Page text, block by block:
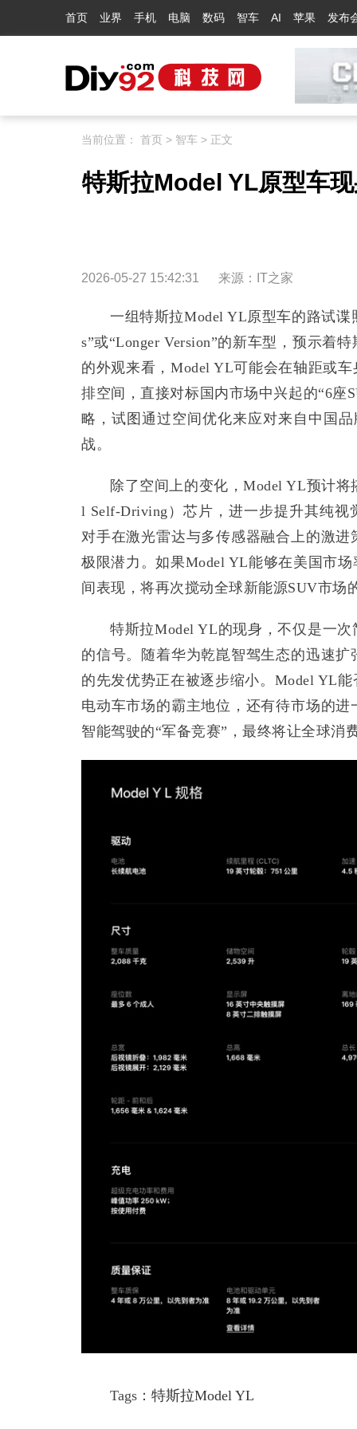
首页 业界 手机 电脑 数码 智车 AI 苹果 发布
当前位置： 首页 > 智车 > 正文
特斯拉Model YL原型车
2026-05-27 15:42:31 来源： IT之家
一组特斯拉Model YL原型车的路试谍
s”或“Longer Version”的新车型，预示着
的外观来看，Model YL可能会在轴距或
排空间，直接对标国内市场中兴起的“6座
略，试图通过空间优化来应对来自中国
战。
除了空间上的变化，Model YL预计
l Self-Driving）芯片，进一步提升其纯
对手在激光雷达与多传感器融合上的激
极限潜力。如果Model YL能够在美国市
间表现，将再次搅动全球新能源SUV市场
特斯拉Model YL的现身，不仅是一
的信号。随着华为乾崑智驾生态的迅速
的先发优势正在被逐步缩小。Model YL
电动车市场的霸主地位，还有待市场的
智能驾驶的“军备竞赛”，最终将让全球消
Tags： 特斯拉Model YL